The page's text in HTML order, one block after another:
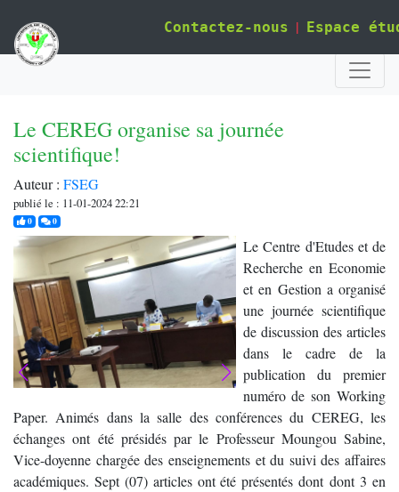
Contactez-nous | Espace
Le CEREG organise sa journée
scientifique!
Auteur : FSEG
publié le : 11-01-2024 22:21
0j'aime0commentaires
Le Centre d'Etudes et de
Recherche en Economie
et en Gestion a organisé
une journée scientifique
de discussion des articles
dans le cadre de la
publication du premier
numéro de son Working
Paper. Animés dans la salle des conférences du CEREG, les
échanges ont été présidés par le Professeur Moungou Sabine,
Vice-doyenne chargée des enseignements et du suivi des affaires
académiques. Sept (07) articles ont été présentés dont dont 3 en